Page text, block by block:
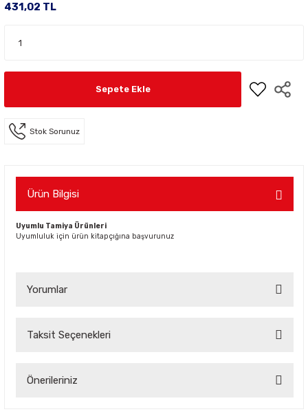
431,02 TL
Sepete Ekle
Stok Sorunuz
Ürün Bilgisi
Uyumlu Tamiya Ürünleri
Uyumluluk için ürün kitapçığına başvurunuz
Yorumlar
Taksit Seçenekleri
Önerileriniz